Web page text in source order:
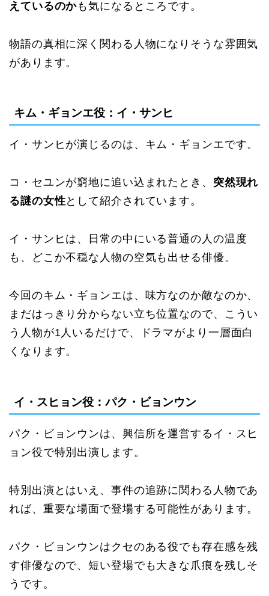
えているのかも気になるところです。
物語の真相に深く関わる人物になりそうな雰囲気
があります。
キム・ギョンエ役：イ・サンヒ
イ・サンヒが演じるのは、キム・ギョンエです。
コ・セユンが窮地に追い込まれたとき、 突然現れ
る謎の女性として紹介されています。
イ・サンヒは、日常の中にいる普通の人の温度
も、どこか不穏な人物の空気も出せる俳優。
今回のキム・ギョンエは、味方なのか敵なのか、
まだはっきり分からない立ち位置なので、こうい
う人物が1人いるだけで、ドラマがより一層面白
くなります。
イ・スヒョン役：パク・ビョンウン
パク・ビョンウンは、興信所を運営するイ・スヒ
ョン役で特別出演します。
特別出演とはいえ、事件の追跡に関わる人物であ
れば、重要な場面で登場する可能性があります。
パク・ビョンウンはクセのある役でも存在感を残
す俳優なので、短い登場でも大きな爪痕を残しそ
うです。